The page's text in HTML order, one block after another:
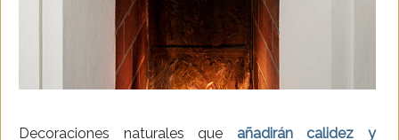
Decoraciones naturales que añadirán calidez y